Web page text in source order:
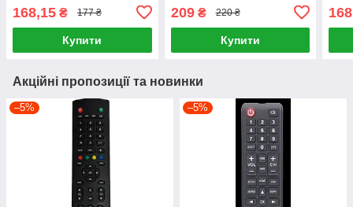
168,15 ₴ 177 ₴
Купити
209₴ 220 ₴
Купити
Акційні пропозиції та новинки
–5% –5%